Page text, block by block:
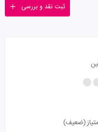
ثبت نقد و بررسی
(ضعیف)